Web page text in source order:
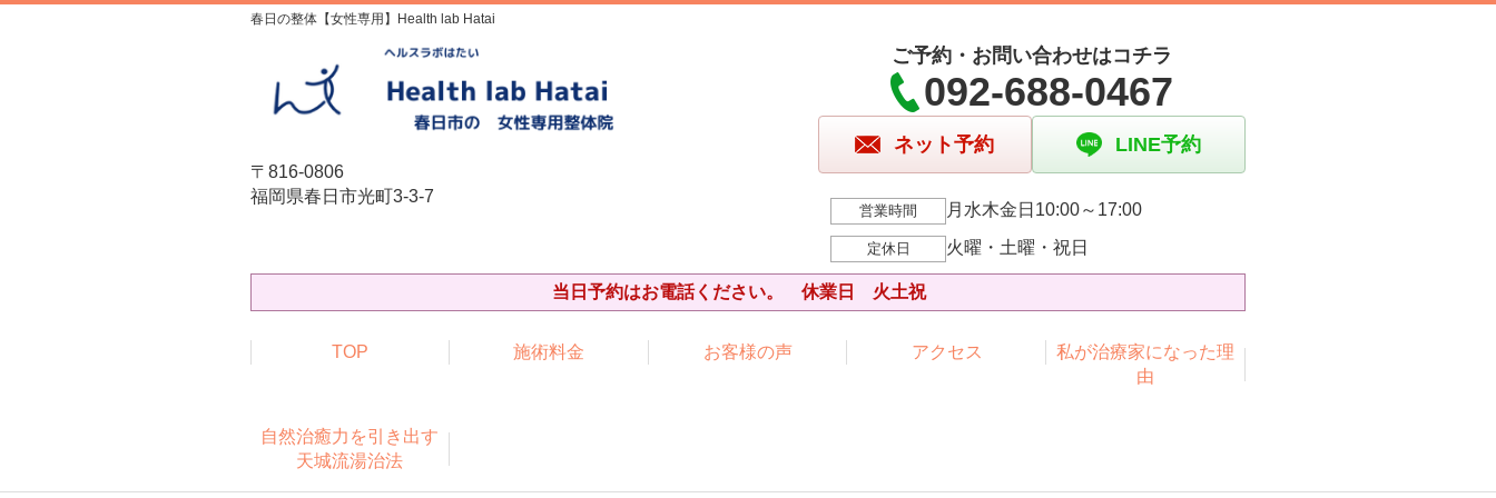
春日の整体【女性専用】Health lab Hatai
〒816-0806
福岡県春日市光町3-3-7
ご予約・お問い合わせはコチラ
092-688-0467
ネット予約 LINE予約
営業時間 月水木金日10:00～17:00
定休日 火曜・土曜・祝日
当日予約はお電話ください。 休業日 火土祝
TOP 施術料金 お客様の声 アクセス
私が治療家になった理
由
自然治癒力を引き出す
天城流湯治法